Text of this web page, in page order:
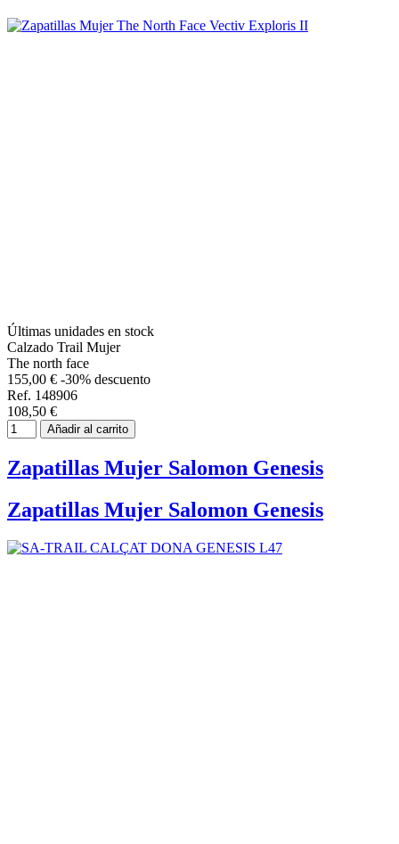
Últimas unidades en stock
Calzado Trail Mujer
The north face
155,00 € -30% descuento
Ref. 148906
108,50 €
Añadir al carrito
Zapatillas Mujer Salomon Genesis
Zapatillas Mujer Salomon Genesis